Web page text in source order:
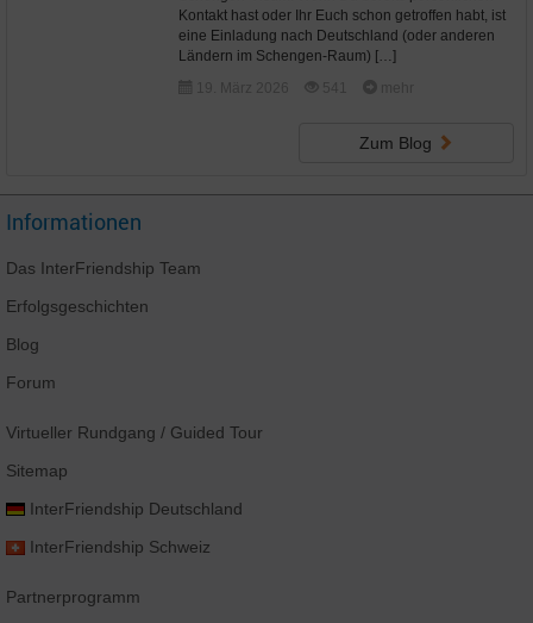
Kontakt hast oder Ihr Euch schon getroffen habt, ist
eine Einladung nach Deutschland (oder anderen
Ländern im Schengen-Raum) […]
Zum Blog
Informationen
Das InterFriendship Team
Erfolgsgeschichten
Blog
Forum
Virtueller Rundgang / Guided Tour
Sitemap
InterFriendship Deutschland
InterFriendship Schweiz
Partnerprogramm